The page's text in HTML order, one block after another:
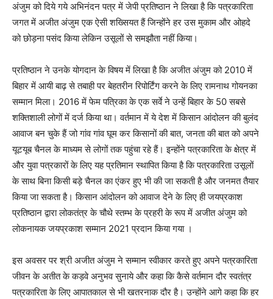
अंजुम को दिये गये अभिनंदन पत्र में जेपी प्रतिष्ठान ने लिखा है कि पत्रकारिता
जगत में अजीत अंजुम एक ऐसी शख्सियत हैं जिन्होंने हर उस मुकाम और ओहदे
को छोड़ना पसंद किया लेकिन उसूलों से समझौता नहीं किया।
प्रतिष्ठान ने उनके योगदान के विषय में लिखा है कि अजीत अंजुम को 2010 में
बिहार में आयी बाढ़ से तबाही पर बेहतरीन रिपोर्टिंग करने के लिए रामनाथ गोयनका
सम्मान मिला। 2016 में फेम पत्रिका के एक सर्वे ने उन्हें बिहार के 50 सबसे
शक्तिशाली लोगों में दर्ज किया था। वर्तमान में ये देश में किसान आंदोलन की बुलंद
आवाज बन चुके हैं जो गांव गांव घूम कर किसानों की बात, जनता की बात को अपने
यूटयूब चैनल के माध्यम से लोगों तक पहुंचा रहे हैं। इन्होंने पत्रकारिता के क्षेत्र में
और युवा पत्रकारों के लिए यह प्रतिमान स्थापित किया है कि पत्रकारिता उसूलों
के साथ बिना किसी बड़े चैनल का एंकर हुए भी की जा सकती है और जनमत तैयार
किया जा सकता है। किसान आंदोलन को आवाज देने के लिए ही जयप्रकाश
प्रतिष्ठान द्वारा लोकतंत्र के चौथे स्तम्भ के प्रहरी के रूप में अजीत अंजुम को
लोकनायक जयप्रकाश सम्मान 2021 प्रदान किया गया ।
इस अवसर पर श्री अजीत अंजुम ने सम्मान स्वीकार करते हुए अपने पत्रकारिता
जीवन के अतीत के कड़वे अनुभव सुनाये और कहा कि कैसे वर्तमान दौर स्वतंत्र
पत्रकारिता के लिए आपातकाल से भी खतरनाक दौर है। उन्होंने आगे कहा कि हर